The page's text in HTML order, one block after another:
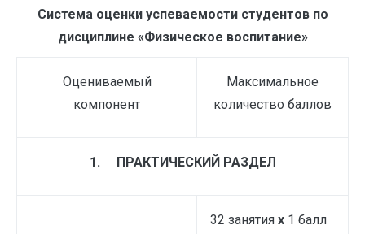
Система оценки успеваемости студентов по
дисциплине «Физическое воспитание»
Оцениваемый
компонент
Максимальное
количество баллов
1. ПРАКТИЧЕСКИЙ РАЗДЕЛ
32 занятия х 1 балл